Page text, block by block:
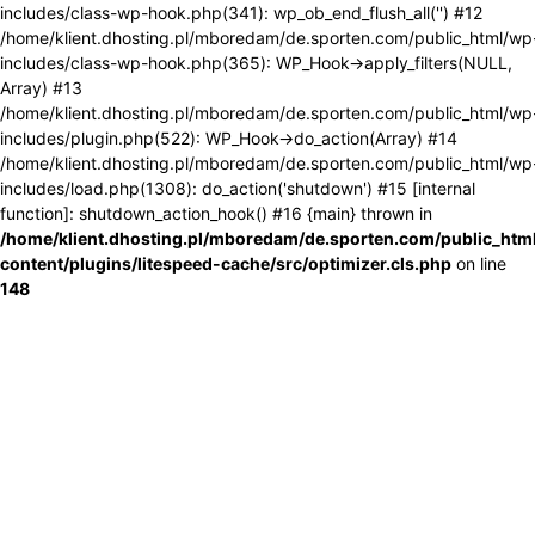
includes/class-wp-hook.php(341): wp_ob_end_flush_all('') #12
/home/klient.dhosting.pl/mboredam/de.sporten.com/public_html/
includes/class-wp-hook.php(365): WP_Hook->apply_filters(NULL,
Array) #13
/home/klient.dhosting.pl/mboredam/de.sporten.com/public_html/
includes/plugin.php(522): WP_Hook->do_action(Array) #14
/home/klient.dhosting.pl/mboredam/de.sporten.com/public_html/
includes/load.php(1308): do_action('shutdown') #15 [internal
function]: shutdown_action_hook() #16 {main} thrown in
/home/klient.dhosting.pl/mboredam/de.sporten.com/
content/plugins/litespeed-cache/src/optimizer.cls.php on line
148